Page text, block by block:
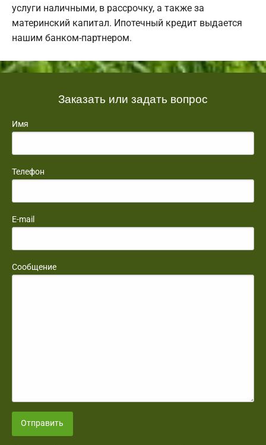
услуги наличными, в рассрочку, а также за
материнский капитал. Ипотечный кредит выдается
нашим банком-партнером.
Заказать или задать вопрос
Имя
Телефон
E-mail
Сообщение
Отправить